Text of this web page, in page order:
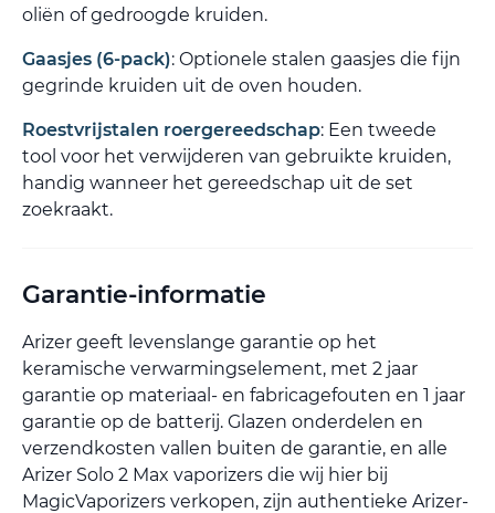
oliën of gedroogde kruiden.
Gaasjes (6-pack): Optionele stalen gaasjes die fijn
gegrinde kruiden uit de oven houden.
Roestvrijstalen roergereedschap: Een tweede
tool voor het verwijderen van gebruikte kruiden,
handig wanneer het gereedschap uit de set
zoekraakt.
Garantie-informatie
Arizer geeft levenslange garantie op het
keramische verwarmingselement, met 2 jaar
garantie op materiaal- en fabricagefouten en 1 jaar
garantie op de batterij. Glazen onderdelen en
verzendkosten vallen buiten de garantie, en alle
Arizer Solo 2 Max vaporizers die wij hier bij
MagicVaporizers verkopen, zijn authentieke Arizer-